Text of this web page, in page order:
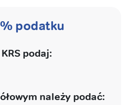
podatku
podaj:
należy podać: